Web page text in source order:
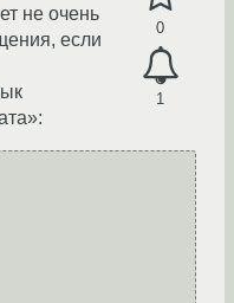
0
1
не очень
если